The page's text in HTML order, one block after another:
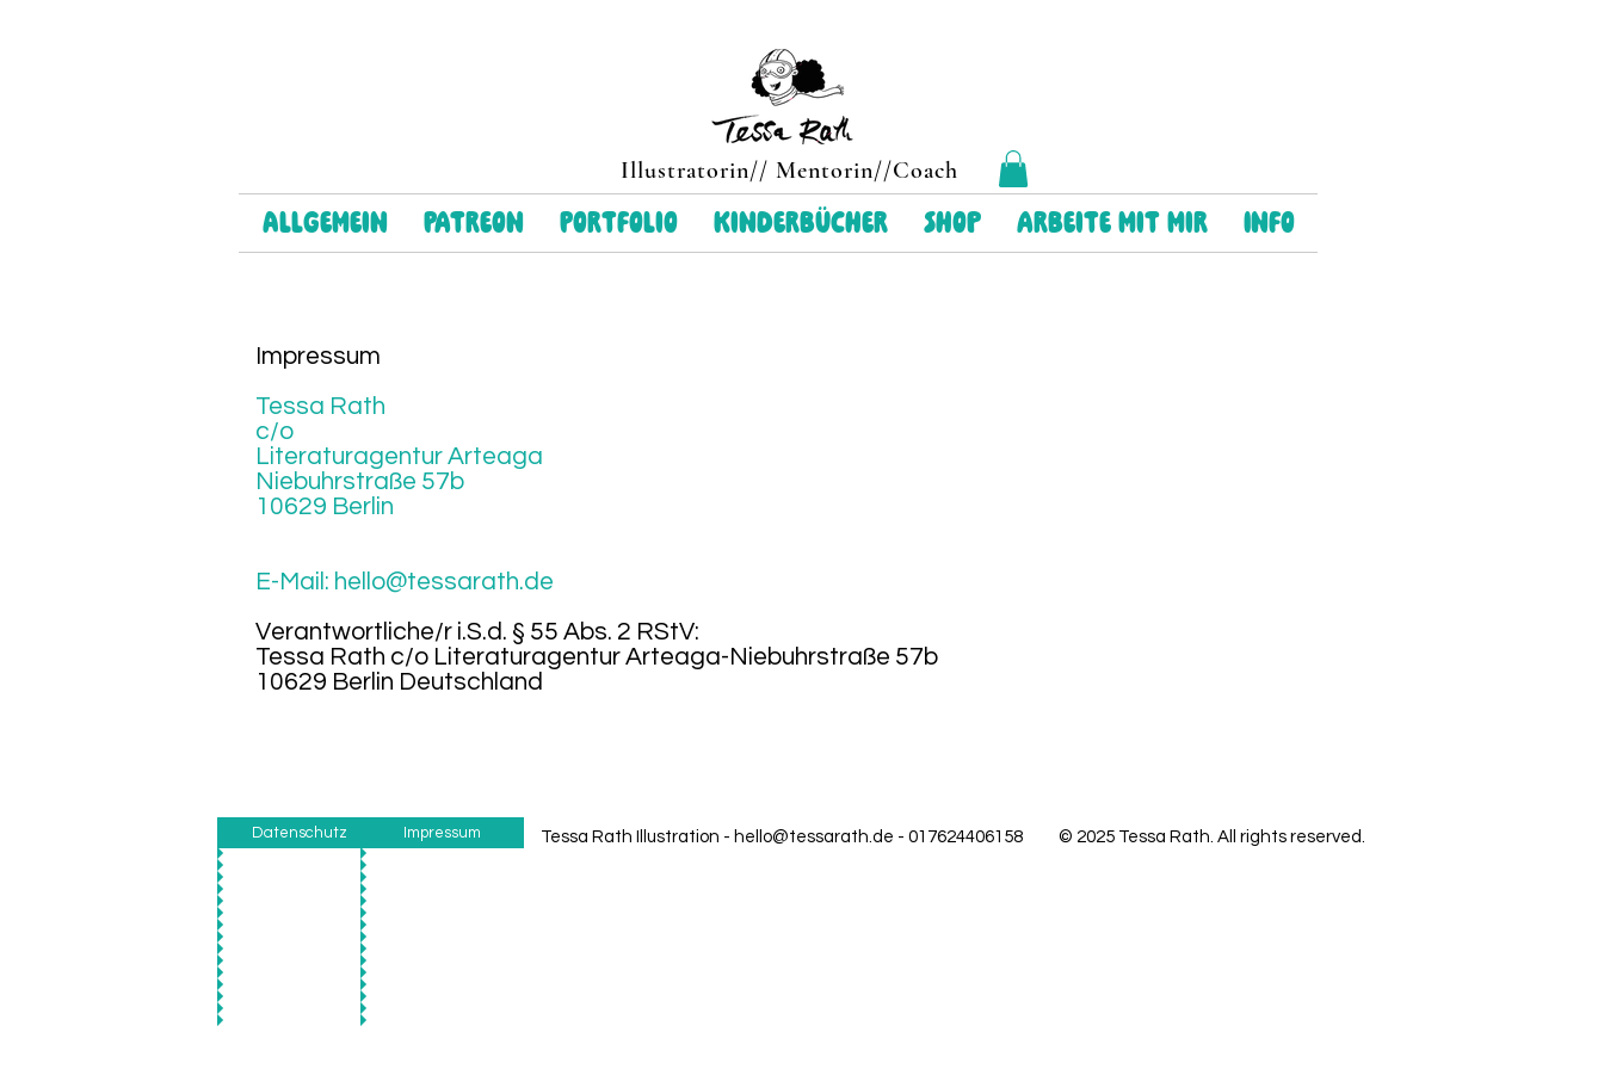
Illustratorin// Mentorin//Coach
Allgemein Patreon Portfolio Kinderbücher Shop arbeite mit mir Info
Impressum
Tessa Rath
c/o
Literaturagentur Arteaga
Niebuhrstraße 57b
10629 Berlin
E-Mail: hello@tessarath.de
Verantwortliche/r i.S.d. § 55 Abs. 2 RStV:
Tessa Rath c/o Literaturagentur Arteaga-Niebuhrstraße 57b
10629 Berlin Deutschland
Datenschutz Impressum Tessa Rath Illustration - hello@tessarath.de - 017624406158 © 2025 Tessa Rath. All rights reserved.